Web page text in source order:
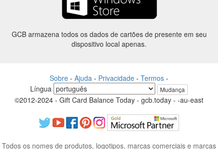
GCB armazena todos os dados de cartões de presente em seu
dispositivo local apenas.
Sobre - Ajuda - Privacidade - Termos -
Língua
Mudança
©2012-2024 - Gift Card Balance Today - gcb.today - -au-east
Todos os nomes de produtos, logotipos, marcas comerciais e marcas